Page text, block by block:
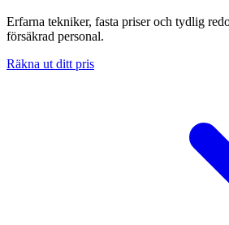
Erfarna tekniker, fasta priser och tydlig
försäkrad personal.
Räkna ut ditt pris